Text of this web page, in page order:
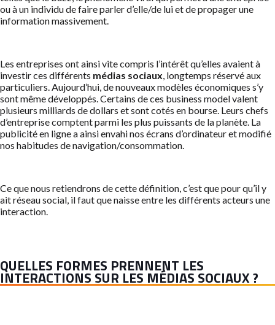
ou à un individu de faire parler d’elle/de lui et de propager une
information massivement.
Les entreprises ont ainsi vite compris l’intérêt qu’elles avaient à
investir ces différents médias sociaux , longtemps réservé aux
particuliers. Aujourd’hui, de nouveaux modèles économiques s’y
sont même développés. Certains de ces business model valent
plusieurs milliards de dollars et sont cotés en bourse. Leurs chefs
d’entreprise comptent parmi les plus puissants de la planète. La
publicité en ligne a ainsi envahi nos écrans d’ordinateur et modifié
nos habitudes de navigation/consommation.
Ce que nous retiendrons de cette définition, c’est que pour qu’il y
ait réseau social, il faut que naisse entre les différents acteurs une
interaction.
QUELLES FORMES PRENNENT LES
INTERACTIONS SUR LES MÉDIAS SOCIAUX ?